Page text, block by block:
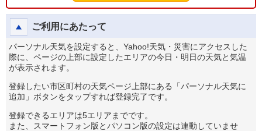
ご利用にあたって
パーソナル天気を設定すると、Yahoo!天気・災害にアクセスした
際に、ページの上部に設定したエリアの今日・明日の天気と気温
が表示されます。
登録したい市区町村の天気ページ上部にある「パーソナル天気に
追加」ボタンをタップすれば登録完了です。
登録できるエリアは5エリアまでです。
また、スマートフォン版とパソコン版の設定は連動していませ